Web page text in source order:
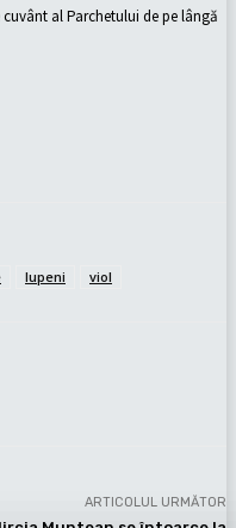
al Parchetului de pe lângă
lupeni viol
ARTICOLUL URMĂTOR